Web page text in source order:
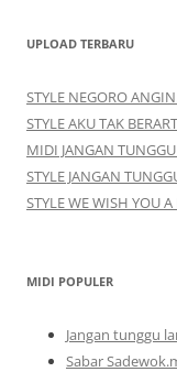
UPLOAD TERBARU
STYLE NEGORO
STYLE AKU TAK
MIDI JANGAN
STYLE JANGAN
STYLE WE WISH YOU
MIDI POPULER
Jangan tunggu
Sabar